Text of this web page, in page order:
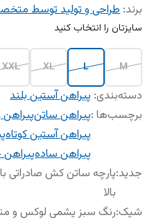
برند:طراحی و تولید توسط
سایزتان را انتخاب کنید
M
L
XL
XXL
دسته‌بندی:پیراهن آستین بلند
برچسب‌ها :پیراهن ساتنپیراهن
پیراهن آستین کوتاه
پیراهن ساده
جدید:پارچه ساتن کش صادراتی
بالا
شیک:رنگ سبز یشمی لوکس و